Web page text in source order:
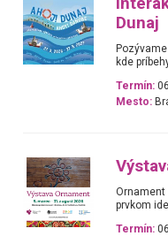
Dunaj
kde
Termín:
Mesto:
Ornament
prvkom
Termín: